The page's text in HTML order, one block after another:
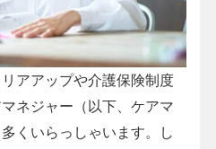
アアップや介護保険制度
ネジャー（以下、ケアマ
くいらっしゃいます。し